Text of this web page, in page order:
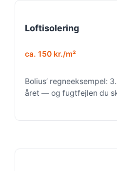
Loftisolering
ca. 150 kr./m²
Bolius’ regneeksempel:
året — og fugtfejlen du